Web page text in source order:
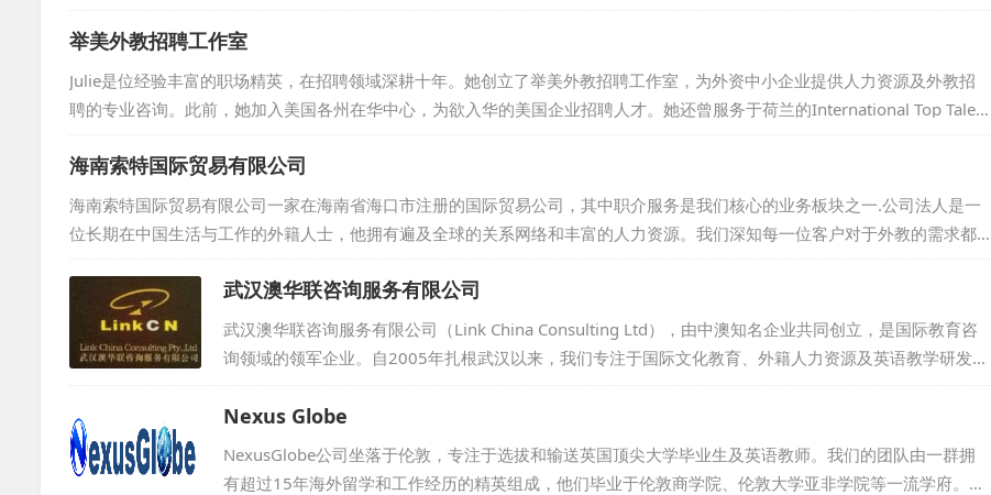
世纪星幼儿园、万科实验小学、七宝外国语小学、洋泾外国语小学、菊园小学和海桐小学等）稳定地输送外教老师，为这些学
校提供了质量上乘且数量充足的师资支持，因此在业界赢得了广泛的好评与卓越的口碑。...
举美外教招聘工作室
Julie是位经验丰富的职场精英，在招聘领域深耕十年。她创立了举美外教招聘工作室，为外资中小企业提供人力资源及外教招
聘的专业咨询。此前，她加入美国各州在华中心，为欲入华的美国企业招聘人才。她还曾服务于荷兰的International Top Talen
t，担任项目经理，为荷兰机构和企业招募中国人才。Julie还曾在Stanton Chase担任总监，并在美国凤凰城的私募基金工作。她
还曾在可口可乐中国总部负责策略采购，早期在德国工业公司工作，并在上海财经大学教授英语。Julie毕业于美国雷鸟全球管
理学院，并持有华东师...
海南索特国际贸易有限公司
海南索特国际贸易有限公司一家在海南省海口市注册的国际贸易公司，其中职介服务是我们核心的业务板块之一.公司法人是一
位长期在中国生活与工作的外籍人士，他拥有遍及全球的关系网络和丰富的人力资源。我们深知每一位客户对于外教的需求都
是独特且个性化的，因此，我们致力于整合各方资源，按照您的具体要求，为您精心挑选并推荐最合适的人才。请相信我们的
专业与实力，我们定将竭尽全力，确保您得到满意的服务。期待与您的合作，共同开创美好的未来！...
武汉澳华联咨询服务有限公司
武汉澳华联咨询服务有限公司（Link China Consulting Ltd），由中澳知名企业共同创立，是国际教育咨
询领域的领军企业。自2005年扎根武汉以来，我们专注于国际文化教育、外籍人力资源及英语教学研发，
提供一站式综合服务。在澳洲昆士兰布里斯班，我们也设有分支机构，拓展全球视野。经过多年努力，我
们在国际教育咨询、外教教材研发、企业商务培训等领域成果斐然，广受国内外客户好评。我们持有国家
外专局颁发的资质证书，确保服务专业合法。澳华联团队汇聚中外精英，以专业知识与技能，高效服务各
类客户。我们整合国内外资源，发...
Nexus Globe
NexusGlobe公司坐落于伦敦，专注于选拔和输送英国顶尖大学毕业生及英语教师。我们的团队由一群拥
有超过15年海外留学和工作经历的精英组成，他们毕业于伦敦商学院、伦敦大学亚非学院等一流学府。自